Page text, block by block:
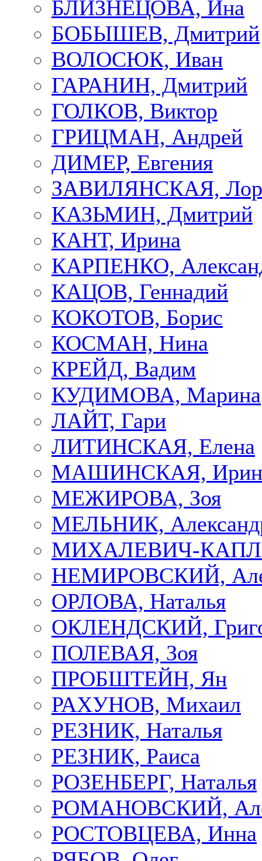
БЛИЗНЕЦОВА, Ина
БОБЫШЕВ, Дмитрий
ВОЛОСЮК, Иван
ГАРАНИН, Дмитрий
ГОЛКОВ, Виктор
ГРИЦМАН, Андрей
ДИМЕР, Евгения
ЗАВИЛЯНСКАЯ,
КАЗЬМИН, Дмитрий
КАНТ, Ирина
КАРПЕНКО,
КАЦОВ, Геннадий
КОКОТОВ, Борис
КОСМАН, Нина
КРЕЙД, Вадим
КУДИМОВА, Марина
ЛАЙТ, Гари
ЛИТИНСКАЯ, Елена
МАШИНСКАЯ,
МЕЖИРОВА, Зоя
МЕЛЬНИК,
МИХАЛЕВИЧ-
НЕМИРОВСКИЙ,
ОРЛОВА, Наталья
ОКЛЕНДСКИЙ,
ПОЛЕВАЯ, Зоя
ПРОБШТЕЙН, Ян
РАХУНОВ, Михаил
РЕЗНИК, Наталья
РЕЗНИК, Раиса
РОЗЕНБЕРГ, Наталья
РОМАНОВСКИЙ,
РОСТОВЦЕВА, Инна